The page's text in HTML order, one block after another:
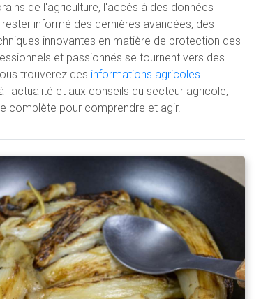
de l'agriculture, l'accès à des données
informé des dernières avancées, des
innovantes en matière de protection des
et passionnés se tournent vers des
trouverez des informations agricoles
l'actualité et aux conseils du secteur agricole,
complète pour comprendre et agir.